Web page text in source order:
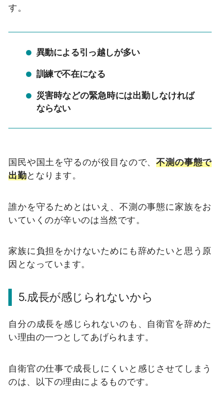
す。
異動による引っ越しが多い
訓練で不在になる
災害時などの緊急時には出勤しなければ
ならない
国民や国土を守るのが役目なので、不測の事態で
出勤となります。
誰かを守るためとはいえ、不測の事態に家族をお
いていくのが辛いのは当然です。
家族に負担をかけないためにも辞めたいと思う原
因となっています。
5.成長が感じられないから
自分の成長を感じられないのも、自衛官を辞めた
い理由の一つとしてあげられます。
自衛官の仕事で成長しにくいと感じさせてしまう
のは、以下の理由によるものです。